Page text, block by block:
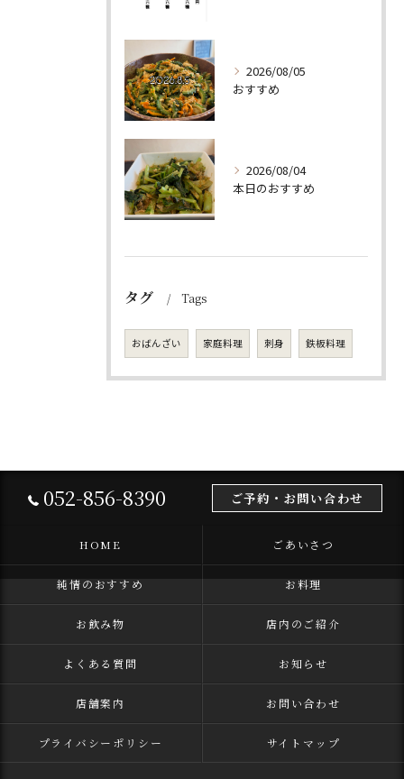
2026/08/05
おすすめ
2026/08/04
本日のおすすめ
タグ Tags
おばんざい 家庭料理 刺身 鉄板料理
052-856-8390 ご予約・お問い合わせ
HOME ごあいさつ
純情のおすすめ お料理
お飲み物 店内のご紹介
よくある質問 お知らせ
店舗案内 お問い合わせ
プライバシーポリシー サイトマップ